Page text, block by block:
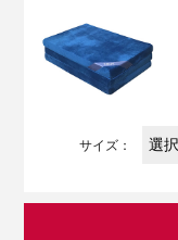
サイズ：